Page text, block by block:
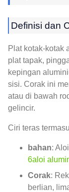
Definisi dan
Plat kotak-kotak
plat tapak,
kepingan
sisi. Corak ini
atau di bawah
gelincir.
Ciri teras
bahan:
6aloi
Corak:
berlian,